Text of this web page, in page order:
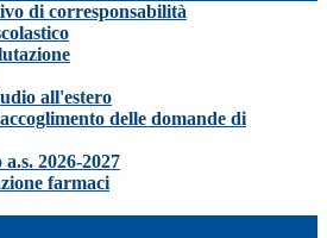
di corresponsabilità
all'estero
delle domande di
2026-2027
farmaci